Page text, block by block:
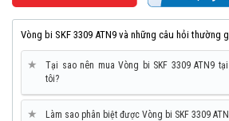
Vòng bi SKF 3309 ATN9 và những câu hỏi thường
★
Tại sao nên mua Vòng bi SKF 3309 ATN9
tôi?
★ Làm sao phân biệt được Vòng bi SKF 3309